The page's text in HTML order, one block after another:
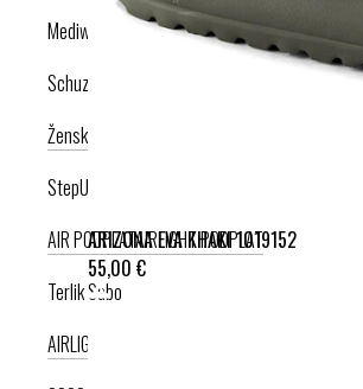
ARIZONA EVA KHAKI 1019152
55,00 €
Mediwalk
Schuzz
Ženska kolekcija
StepUp
AIR PODPLATAIRLIGHT PODPLAT
Terlik Sabo
AIRLIGHT PODPLAT II. NOVI